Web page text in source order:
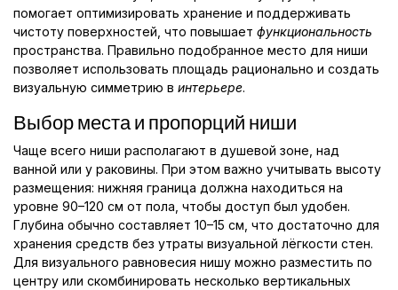
помогает оптимизировать хранение и поддерживать
чистоту поверхностей, что повышает функциональность
пространства. Правильно подобранное место для ниши
позволяет использовать площадь рационально и создать
визуальную симметрию в интерьере.
Выбор места и пропорций ниши
Чаще всего ниши располагают в душевой зоне, над
ванной или у раковины. При этом важно учитывать высоту
размещения: нижняя граница должна находиться на
уровне 90–120 см от пола, чтобы доступ был удобен.
Глубина обычно составляет 10–15 см, что достаточно для
хранения средств без утраты визуальной лёгкости стен.
Для визуального равновесия нишу можно разместить по
центру или скомбинировать несколько вертикальных